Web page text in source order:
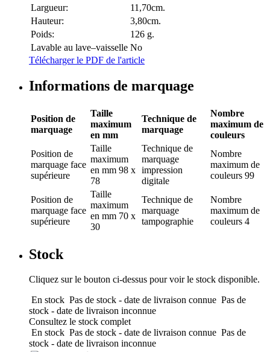
Largueur:
11,70cm.
Hauteur:
3,80cm.
Poids:
126 g.
Lavable au lave–vaisselle No
Télécharger le PDF de l'article
Informations de marquage
Position de
marquage
Taille
maximum
en mm
Technique de
marquage
Nombre
maximum de
couleurs
Position de
marquage face
supérieure
Taille
maximum
en mm 98 x
78
Technique de
marquage
impression
digitale
Nombre
maximum de
couleurs 99
Position de
marquage face
supérieure
Taille
maximum
en mm 70 x
30
Technique de
marquage
tampographie
Nombre
maximum de
couleurs 4
Stock
Cliquez sur le bouton ci-dessus pour voir le stock disponible.
En stock Pas de stock - date de livraison connue Pas de
stock - date de livraison inconnue
Consultez le stock complet
En stock Pas de stock - date de livraison connue Pas de
stock - date de livraison inconnue